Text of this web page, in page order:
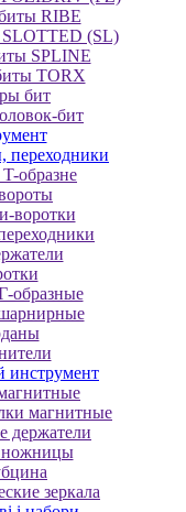
RIBE
(SL)
SPLINE
TORX
бит
бит
переходники
oбpaзне
вopoтки
образные
инструмент
магнитные
держатели
зеркала